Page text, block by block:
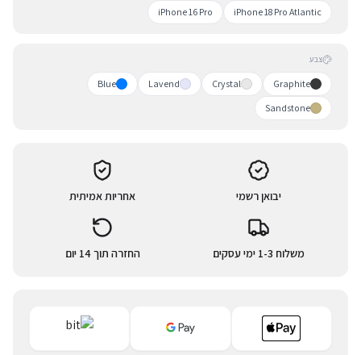
iPhone 18 Pro Atlantic
iPhone 16 Pro
צבע
Graphite
Crystal
Lavend
Blue
Sandstone
יבואן רשמי אחריות אמיתית
משלוח 1-3 ימי עסקים החזרה תוך 14 יום